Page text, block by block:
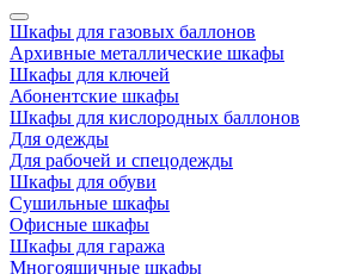
Шкафы для газовых баллонов
Архивные металлические шкафы
Шкафы для ключей
Абонентские шкафы
Шкафы для кислородных баллонов
Для одежды
Для рабочей и спецодежды
Шкафы для обуви
Сушильные шкафы
Офисные шкафы
Шкафы для гаража
Многоящичные шкафы